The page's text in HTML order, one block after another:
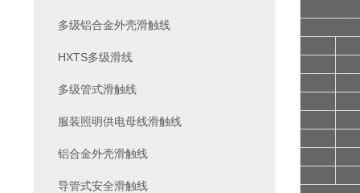
多级铝合金外壳滑触线
HXTS多级滑线
多级管式滑触线
服装照明供电母线滑触线
铝合金外壳滑触线
导管式安全滑触线